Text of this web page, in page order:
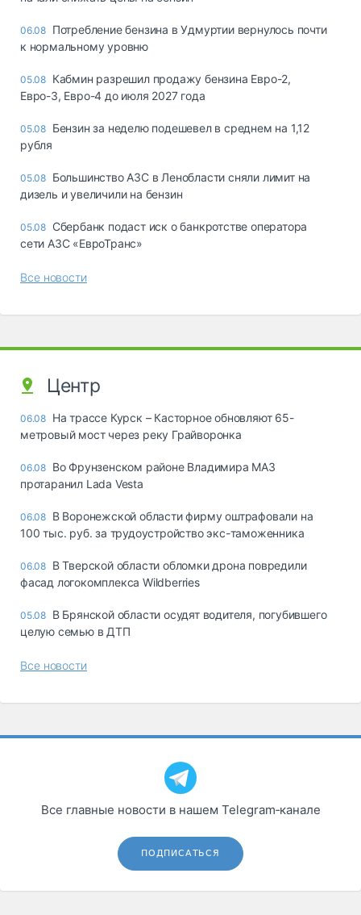
06.08 Потребление бензина в Удмуртии вернулось почти
к нормальному уровню
05.08 Кабмин разрешил продажу бензина Евро-2,
Евро-3, Евро-4 до июля 2027 года
05.08 Бензин за неделю подешевел в среднем на 1,12
рубля
05.08 Большинство АЗС в Ленобласти сняли лимит на
дизель и увеличили на бензин
05.08 Сбербанк подаст иск о банкротстве оператора
сети АЗС «ЕвроТранс»
Все новости
Центр
06.08 На трассе Курск – Касторное обновляют 65-
метровый мост через реку Грайворонка
06.08 Во Фрунзенском районе Владимира МАЗ
протаранил Lada Vesta
06.08 В Воронежской области фирму оштрафовали на
100 тыс. руб. за трудоустройство экс-таможенника
06.08 В Тверской области обломки дрона повредили
фасад логокомплекса Wildberries
05.08 В Брянской области осудят водителя, погубившего
целую семью в ДТП
Все новости
Все главные новости в нашем Telegram‑канале
ПОДПИСАТЬСЯ